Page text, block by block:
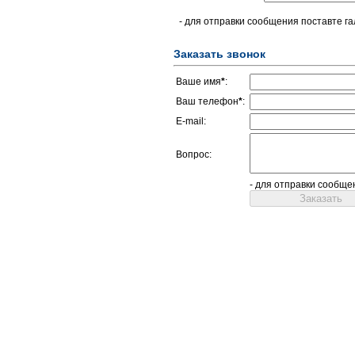
- для отправки сообщения поставте
Заказать звонок
Ваше имя*:
Ваш телефон*:
E-mail:
Вопрос:
- для отправки